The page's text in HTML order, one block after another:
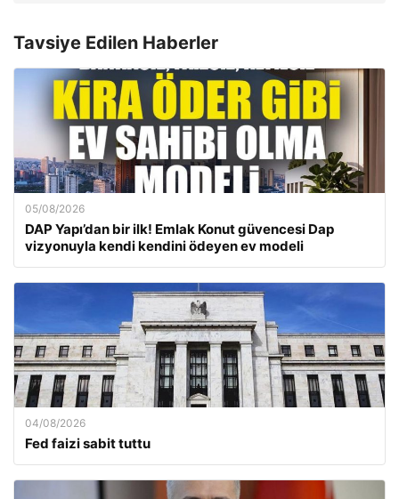
Tavsiye Edilen Haberler
05/08/2026
DAP Yapı’dan bir ilk! Emlak Konut güvencesi Dap
vizyonuyla kendi kendini ödeyen ev modeli
04/08/2026
Fed faizi sabit tuttu